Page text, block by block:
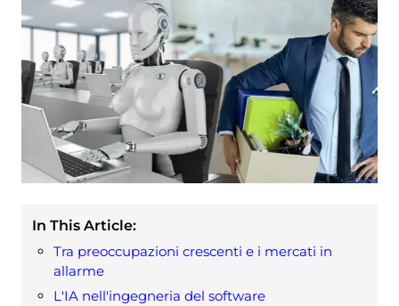
In This Article:
Tra preoccupazioni crescenti e i mercati in
allarme
L'IA nell'ingegneria del software